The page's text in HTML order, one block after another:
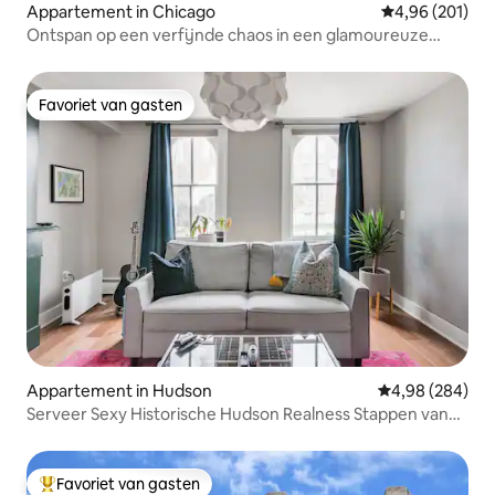
Appartement in Chicago Gemiddelde
4,96 (201)
Ontspan op een verfijnde chaos in een glamoureuze
Favoriet van gasten
Favoriet van gasten
Appartement in Hudson Gemiddelde
4,98 (284)
Serveer Sexy Historische Hudson Realness Stappen van
Favoriet van gasten